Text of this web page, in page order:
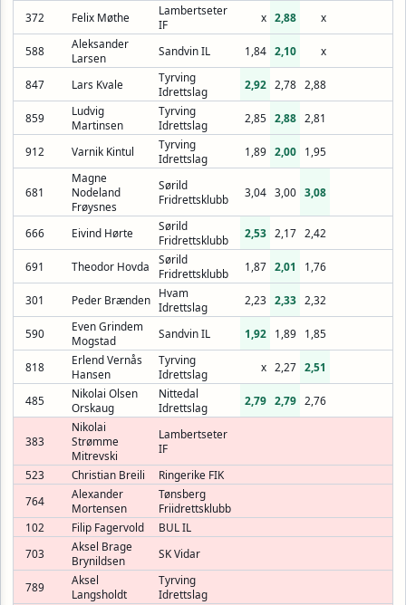
372 Felix Møthe
Lambertseter
IF
x 2,88 x
588
Aleksander
Larsen
Sandvin IL 1,84 2,10 x
847 Lars Kvale
Tyrving
Idrettslag
2,92 2,78 2,88
859
Ludvig
Martinsen
Tyrving
Idrettslag
2,85 2,88 2,81
912 Varnik Kintul
Tyrving
Idrettslag
1,89 2,00 1,95
681
Magne
Nodeland
Frøysnes
Sørild
Fridrettsklubb
3,04 3,00 3,08
666 Eivind Hørte
Sørild
Fridrettsklubb
2,53 2,17 2,42
691 Theodor Hovda
Sørild
Fridrettsklubb
1,87 2,01 1,76
301 Peder Brænden
Hvam
Idrettslag
2,23 2,33 2,32
590
Even Grindem
Mogstad
Sandvin IL 1,92 1,89 1,85
818
Erlend Vernås
Hansen
Tyrving
Idrettslag
x 2,27 2,51
485
Nikolai Olsen
Orskaug
Nittedal
Idrettslag
2,79 2,79 2,76
383
Nikolai
Strømme
Mitrevski
Lambertseter
IF
523
Christian Breili
Ringerike FIK
764
Alexander
Mortensen
Tønsberg
Friidrettsklubb
102
Filip Fagervold
BUL IL
703
Aksel Brage
Brynildsen
SK Vidar
789
Aksel
Langsholdt
Tyrving
Idrettslag